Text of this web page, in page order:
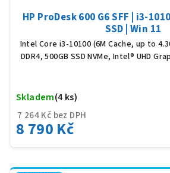
HP ProDesk 600 G6 SFF | i3-
SSD | Win 11
Intel Core i3-10100 (6M Cache, up to
DDR4, 500GB SSD NVMe, Intel® UHD
7 264 Kč bez DPH
8 790 Kč
Skladem(4 ks)